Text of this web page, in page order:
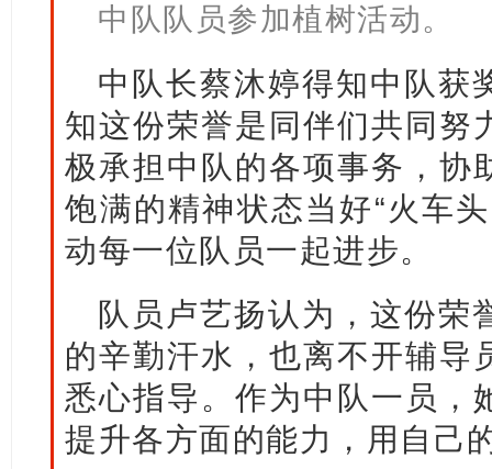
中队队员参加植树活动。
中队长蔡沐婷得知中队获
知这份荣誉是同伴们共同努
极承担中队的各项事务，协
饱满的精神状态当好“火车
动每一位队员一起进步。
队员卢艺扬认为，这份荣
的辛勤汗水，也离不开辅导
悉心指导。作为中队一员，
提升各方面的能力，用自己